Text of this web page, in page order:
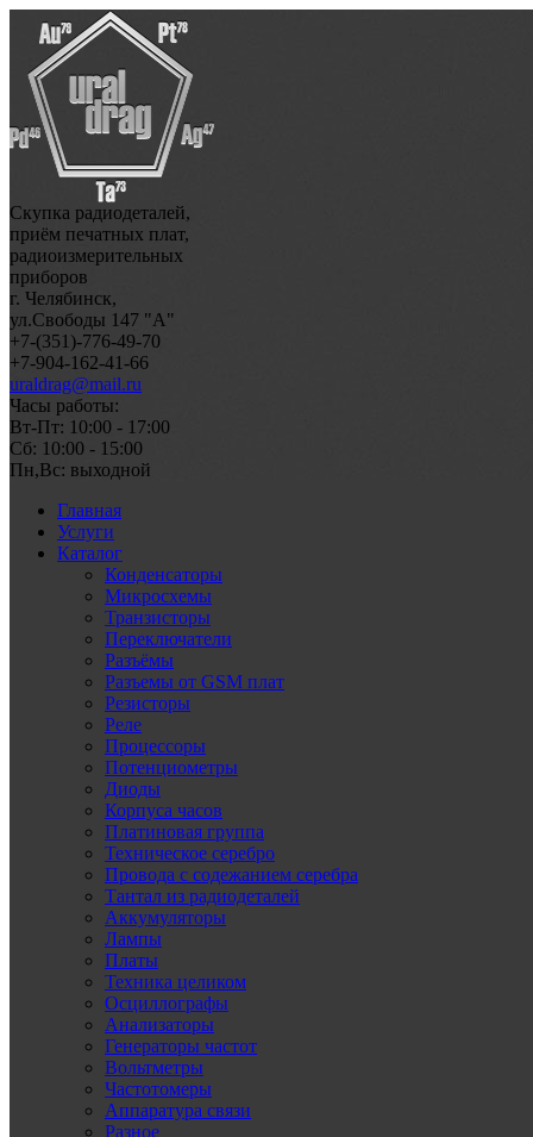
Скупка радиодеталей,
приём печатных плат,
радиоизмерительных
приборов
г. Челябинск,
ул.Свободы 147 "А"
+7-(351)-776-49-70
+7-904-162-41-66
uraldrag@mail.ru
Часы работы:
Вт-Пт: 10:00 - 17:00
Сб: 10:00 - 15:00
Пн,Вс: выходной
Главная
Услуги
Каталог
Конденсаторы
Микросхемы
Транзисторы
Переключатели
Разъёмы
Разъемы от GSM плат
Резисторы
Реле
Процессоры
Потенциометры
Диоды
Корпуса часов
Платиновая группа
Техническое серебро
Провода с содежанием серебра
Тантал из радиодеталей
Аккумуляторы
Лампы
Платы
Техника целиком
Осциллографы
Анализаторы
Генераторы частот
Вольтметры
Частотомеры
Аппаратура связи
Разное